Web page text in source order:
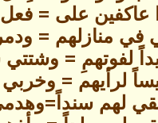
عاكفين على = فعل
في منازلهم =
لفوتهمِ =
لرأيهم =
لهم